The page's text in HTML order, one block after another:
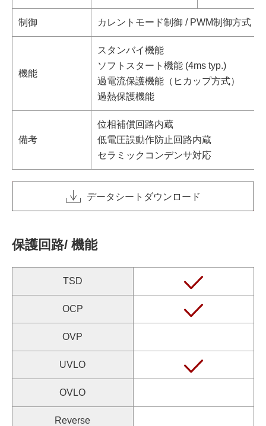
制御 カレントモード制御 / PWM制御方式
機能
スタンバイ機能
ソフトスタート機能 (4ms typ.)
過電流保護機能（ヒカップ方式）
過熱保護機能
備考
位相補償回路内蔵
低電圧誤動作防止回路内蔵
セラミックコンデンサ対応
データシートダウンロード
保護回路/ 機能
TSD
OCP
OVP
UVLO
OVLO
Reverse